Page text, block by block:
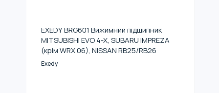
EXEDY BRG601 Вижимний підшипник
MITSUBISHI EVO 4-X, SUBARU IMPREZA
(крім WRX 06), NISSAN RB25/RB26
Exedy